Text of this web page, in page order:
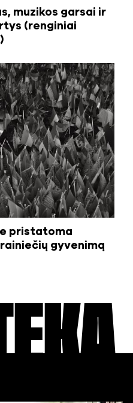
muzikos garsai ir
(renginiai
pristatoma
gyvenimą